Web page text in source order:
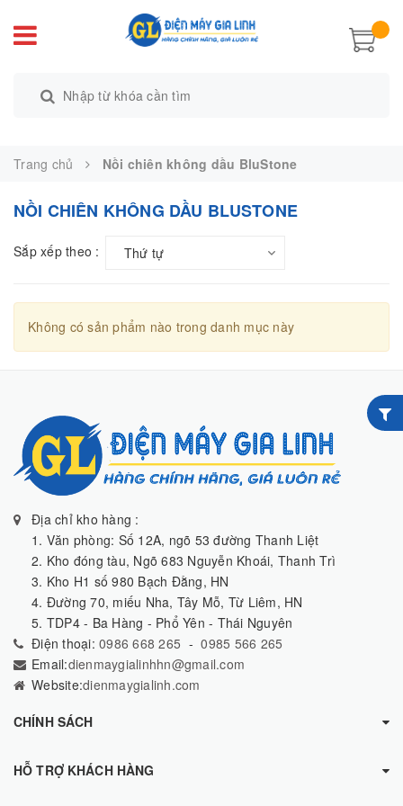
Trang chủ Nồi chiên không dầu BluStone
NỒI CHIÊN KHÔNG DẦU BLUSTONE
Sắp xếp theo : Thứ tự
Không có sản phẩm nào trong danh mục này
Địa chỉ kho hàng :
1. Văn phòng: Số 12A, ngõ 53 đường Thanh Liệt
2. Kho đóng tàu, Ngõ 683 Nguyễn Khoái, Thanh Trì
3. Kho H1 số 980 Bạch Đằng, HN
4. Đường 70, miếu Nha, Tây Mỗ, Từ Liêm, HN
5. TDP4 - Ba Hàng - Phổ Yên - Thái Nguyên
Điện thoại: 0986 668 265 -0985 566 265
Email:dienmaygialinhhn@gmail.com
Website:dienmaygialinh.com
CHÍNH SÁCH
HỖ TRỢ KHÁCH HÀNG